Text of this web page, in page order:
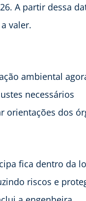
A partir dessa
valer.
ambiental
necessários
orientações dos
fica dentro da
riscos e